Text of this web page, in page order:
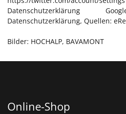
Datenschutzerklärung
Datenschutzerklärung, Quellen:
Bilder: HOCHALP, BAVAMONT
Online-Shop